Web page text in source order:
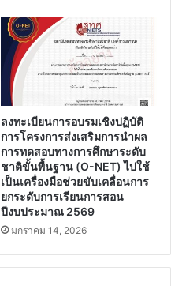
ลงทะเบียนการอบรมเชิงปฏิบัติ
การโครงการส่งเสริมการนำผล
การทดสอบทางการศึกษาระดับ
ชาติขั้นพื้นฐาน (O-NET) ไปใช้
เป็นเครื่องมือช่วยขับเคลื่อนการ
ยกระดับการเรียนการสอน
ปีงบประมาณ 2569
มกราคม 14, 2026